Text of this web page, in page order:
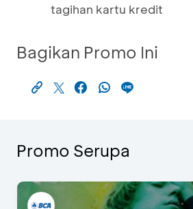
tagihan kartu kredit
Bagikan Promo Ini
Promo Serupa